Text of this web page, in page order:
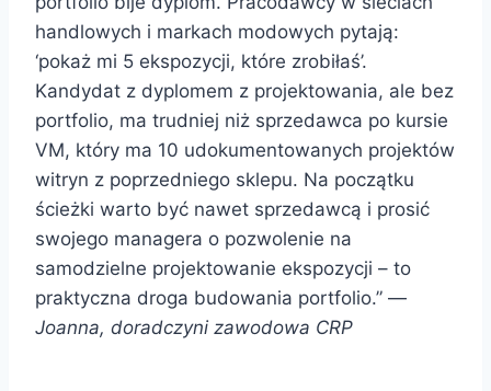
handlowych i markach modowych pytają:
‘pokaż mi 5 ekspozycji, które zrobiłaś’.
Kandydat z dyplomem z projektowania, ale bez
portfolio, ma trudniej niż sprzedawca po kursie
VM, który ma 10 udokumentowanych projektów
witryn z poprzedniego sklepu. Na początku
ścieżki warto być nawet sprzedawcą i prosić
swojego managera o pozwolenie na
samodzielne projektowanie ekspozycji – to
praktyczna droga budowania portfolio.” —
Joanna, doradczyni zawodowa CRP